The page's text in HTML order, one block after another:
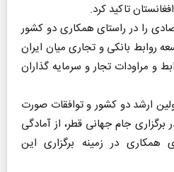
تاکید کرد.
را در راستای همکاری دو کشور
روابط بانکی و تجاری میان ایران
و مراودات تجار و سرمایه گذاران
ارشد دو کشور و توافقات صورت
جام جهانی قطر، از آمادگی
همکاری در زمینه برگزاری این